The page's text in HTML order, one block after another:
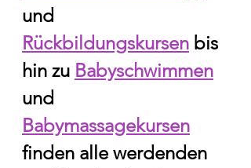
und
Rückbildungskursen bis
hin zu Babyschwimmen
und
Babymassagekursen
finden alle werdenden